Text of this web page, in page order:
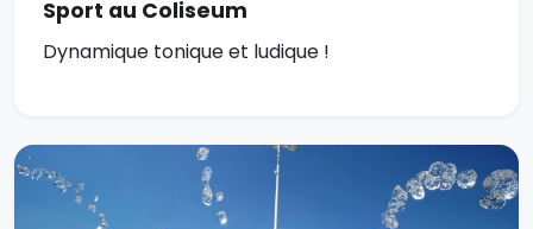
Sport au Coliseum
Dynamique tonique et ludique !